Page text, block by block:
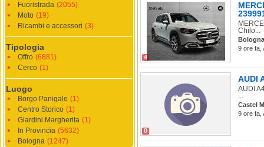
Fuoristrada (2055)
Moto (19)
Ricambi e accessori (3)
Tipologia
Offro (6881)
Cerco (1)
Luogo
Borgo Panigale (1)
Centro Storico (1)
Giardini Margherita (1)
In Provincia (5632)
Bologna (1247)
4
Chilo...
Bologna
9 ore fa,
0
AUDI
AUDI
...
Castel
9 ore fa,